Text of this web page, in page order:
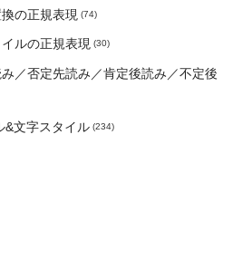
の正規表現 (74)
ルの正規表現 (30)
／否定先読み／肯定後読み／不定後
&文字スタイル (234)